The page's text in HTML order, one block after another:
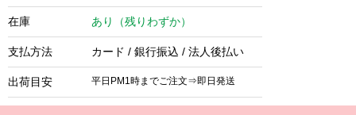
在庫 あり（残りわずか）
支払方法 カード / 銀行振込 / 法人後払い
出荷目安 平日PM1時までご注文⇒即日発送